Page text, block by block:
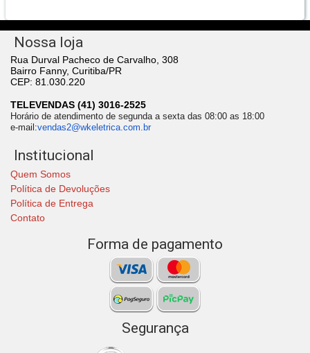
Nossa loja
Rua Durval Pacheco de Carvalho, 308
Bairro Fanny, Curitiba/PR
CEP: 81.030.220
TELEVENDAS (41) 3016-2525
Horário de atendimento de segunda a sexta das 08:00 as 18:00
e-mail:vendas2@wkeletrica.com.br
Institucional
Quem Somos
Política de Devoluções
Política de Entrega
Contato
Forma de pagamento
Segurança